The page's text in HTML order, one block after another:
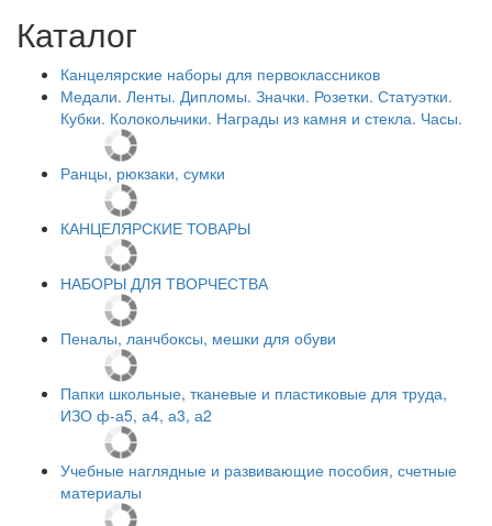
Каталог
Канцелярские наборы для первоклассников
Медали. Ленты. Дипломы. Значки. Розетки. Статуэтки.
Кубки. Колокольчики. Награды из камня и стекла. Часы.
Ранцы, рюкзаки, сумки
КАНЦЕЛЯРСКИЕ ТОВАРЫ
НАБОРЫ ДЛЯ ТВОРЧЕСТВА
Пеналы, ланчбоксы, мешки для обуви
Папки школьные, тканевые и пластиковые для труда,
ИЗО ф-а5, а4, а3, а2
Учебные наглядные и развивающие пособия, счетные
материалы